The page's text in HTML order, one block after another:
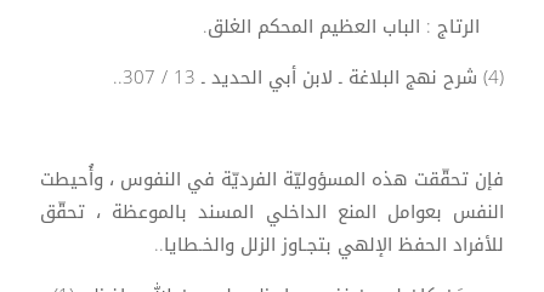
الرتاج : الباب العظيم المحكم الغلق.
(4) شرح نهج البلاغة ـ لابن أبي الحديد ـ 13 / 307..
فإن تحقّقت هذه المسؤوليّة الفرديّة في النفوس ، وأُحيطت
النفس بعوامل المنع الداخلي المسند بالموعظة ، تحقّق
للأفراد الحفظ الإلهي بتجـاوز الزلل والخـطايا..